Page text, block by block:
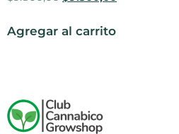
Agregar al carrito